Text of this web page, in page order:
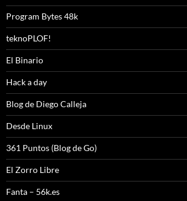
Program Bytes 48k
teknoPLOF!
El Binario
Hack a day
Blog de Diego Calleja
Desde Linux
361 Puntos (Blog de Go)
El Zorro Libre
Fanta – 56k.es